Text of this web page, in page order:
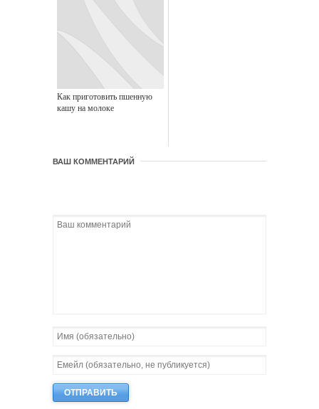
Как приготовить пшенную
кашу на молоке
ВАШ КОММЕНТАРИЙ